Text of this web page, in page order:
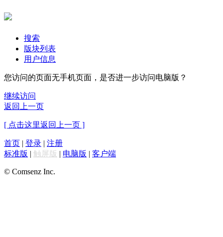
搜索
版块列表
用户信息
您访问的页面无手机页面，是否进一步访问电脑版？
继续访问
返回上一页
[ 点击这里返回上一页 ]
首页 | 登录 | 注册
标准版 | 触屏版 | 电脑版 | 客户端
© Comsenz Inc.